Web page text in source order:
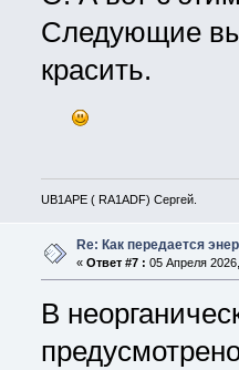
Следующие
красить.
UB1APE ( RA1ADF) Сергей.
Re: Как передается
« Ответ #7 : 05 Апреля
В